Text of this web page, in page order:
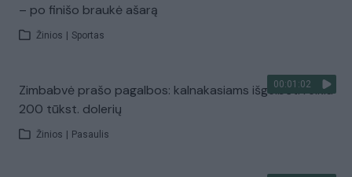
– po finišo braukė ašarą
Žinios Sportas
00:01:02
Zimbabvė prašo pagalbos: kalnakasiams išgelbėti reikia
200 tūkst. dolerių
Žinios Pasaulis